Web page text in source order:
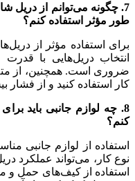
7. چگونه می‌توانم از
طور مؤثر استفاده کنم؟
برای استفاده مؤثر از
انتخاب دریل‌هایی با قدرت
ضروری است. همچنین، از
کار استفاده کنید و از فشار
8. چه لوازم جانبی باید
کنم؟
استفاده از لوازم جانبی
نوع کار، می‌تواند عملکرد
استفاده از کیف‌های حمل و